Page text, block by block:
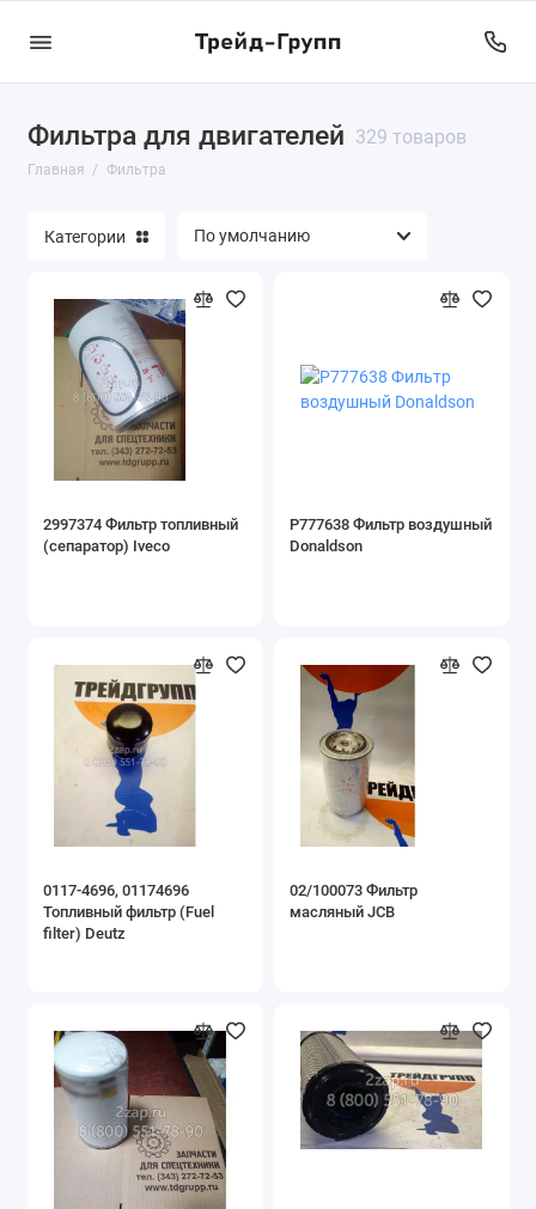
Фильтра для двигателей 329 товаров
Главная Фильтра
Категории
2997374 Фильтр топливный
(сепаратор) Iveco
P777638 Фильтр воздушный
Donaldson
0117-4696, 01174696
Топливный фильтр (Fuel
filter) Deutz
02/100073 Фильтр
масляный JCB